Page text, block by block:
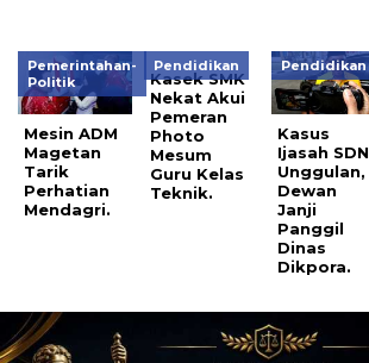
Pemerintahan-
Politik
Mesin ADM
Magetan
Tarik
Perhatian
Mendagri.
Pendidikan
Kasek SMK
Nekat Akui
Pemeran
Photo
Mesum
Guru Kelas
Teknik.
Pendidikan
Kasus
Ijasah SDN
Unggulan,
Dewan
Janji
Panggil
Dinas
Dikpora.